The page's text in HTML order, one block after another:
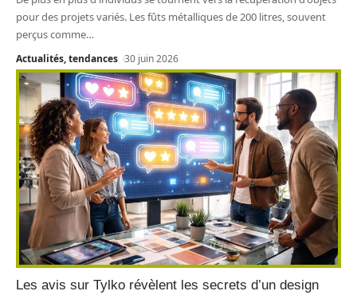
pour des projets variés. Les fûts métalliques de 200 litres, souvent
perçus comme…
Actualités, tendances 30 juin 2026
Les avis sur Tylko révèlent les secrets d’un design